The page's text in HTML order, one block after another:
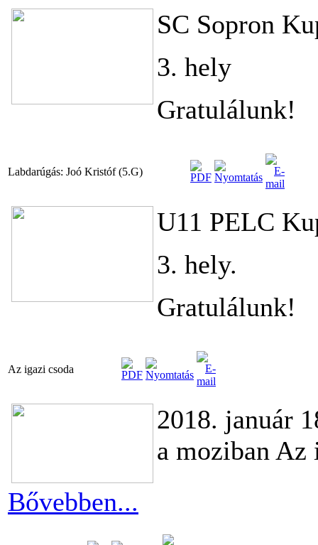
SC Sopron
3. hely
Gratulálunk!
Labdarúgás: Joó Kristóf (5.G)
U11 PELC
3. hely.
Gratulálunk!
Az igazi csoda
2018. január
a moziban
Bővebben...